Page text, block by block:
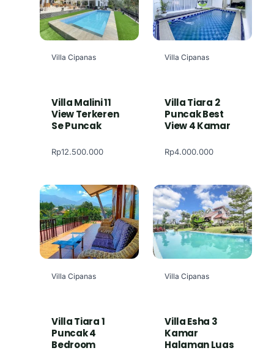
Villa Cipanas
Villa Malini 11
View Terkeren
Se Puncak
Rp12.500.000
Villa Cipanas
Villa Tiara 2
Puncak Best
View 4 Kamar
Rp4.000.000
Villa Cipanas
Villa Tiara 1
Puncak 4
Bedroom
Villa Cipanas
Villa Esha 3
Kamar
Halaman Luas